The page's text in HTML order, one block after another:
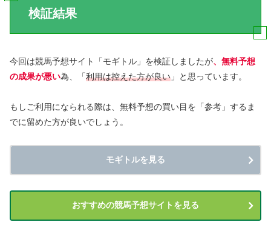
検証結果
今回は競馬予想サイト「モギトル」を検証しましたが、無料予想
の成果が悪い為、「利用は控えた方が良い 」と思っています。
もしご利用になられる際は、無料予想の買い目を「参考」するま
でに留めた方が良いでしょう。
モギトルを見る
おすすめの競馬予想サイトを見る